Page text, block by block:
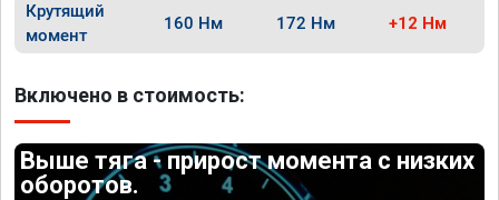
Крутящий
момент
160 Нм 172 Нм +12 Нм
Включено в стоимость:
Выше тяга - прирост момента с низких
оборотов.